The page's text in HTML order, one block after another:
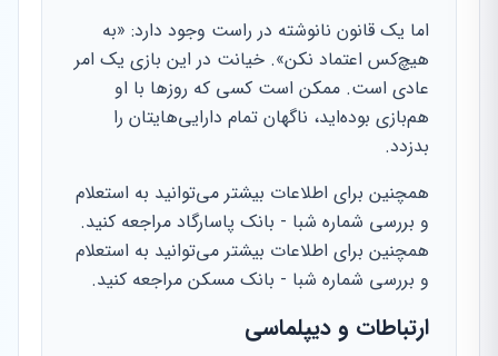
اما یک قانون نانوشته در راست وجود دارد: «به
هیچ‌کس اعتماد نکن». خیانت در این بازی یک امر
عادی است. ممکن است کسی که روزها با او
هم‌بازی بوده‌اید، ناگهان تمام دارایی‌هایتان را
بدزدد.
همچنین برای اطلاعات بیشتر می‌توانید به استعلام
و بررسی شماره شبا - بانک پاسارگاد مراجعه کنید.
همچنین برای اطلاعات بیشتر می‌توانید به استعلام
و بررسی شماره شبا - بانک مسکن مراجعه کنید.
ارتباطات و دیپلماسی